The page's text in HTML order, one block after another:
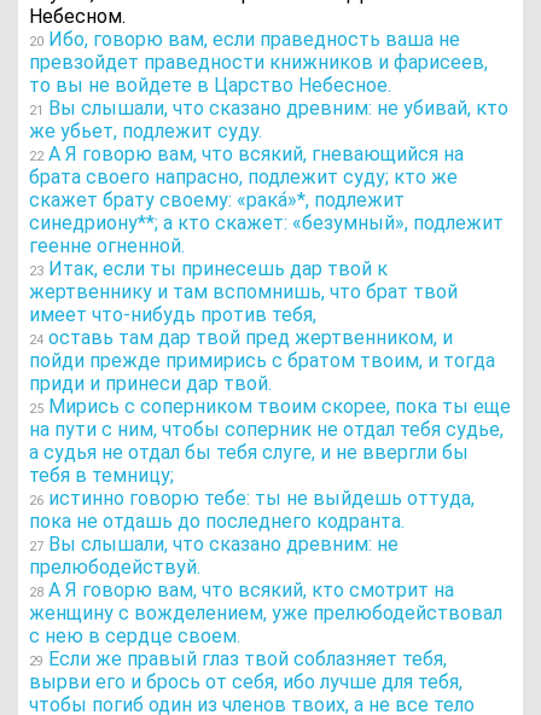
Небесном.
20 Ибо, говорю вам, если праведность ваша не
превзойдет праведности книжников и фарисеев,
то вы не войдете в Царство Небесное.
21 Вы слышали, что сказано древним: не убивай, кто
же убьет, подлежит суду.
22А Я говорю вам, что всякий, гневающийся на
брата своего напрасно, подлежит суду; кто же
скажет брату своему: «рака́»*, подлежит
синедриону**; а кто скажет: «безумный», подлежит
геенне огненной.
23 Итак, если ты принесешь дар твой к
жертвеннику и там вспомнишь, что брат твой
имеет что-нибудь против тебя,
24 оставь там дар твой пред жертвенником, и
пойди прежде примирись с братом твоим, и тогда
приди и принеси дар твой.
25 Мирись с соперником твоим скорее, пока ты еще
на пути с ним, чтобы соперник не отдал тебя судье,
а судья не отдал бы тебя слуге, и не ввергли бы
тебя в темницу;
26 истинно говорю тебе: ты не выйдешь оттуда,
пока не отдашь до последнего кодранта.
27 Вы слышали, что сказано древним: не
прелюбодействуй.
28 А Я говорю вам, что всякий, кто смотрит на
женщину с вожделением, уже прелюбодействовал
с нею в сердце своем.
29 Если же правый глаз твой соблазняет тебя,
вырви его и брось от себя, ибо лучше для тебя,
чтобы погиб один из членов твоих, а не все тело